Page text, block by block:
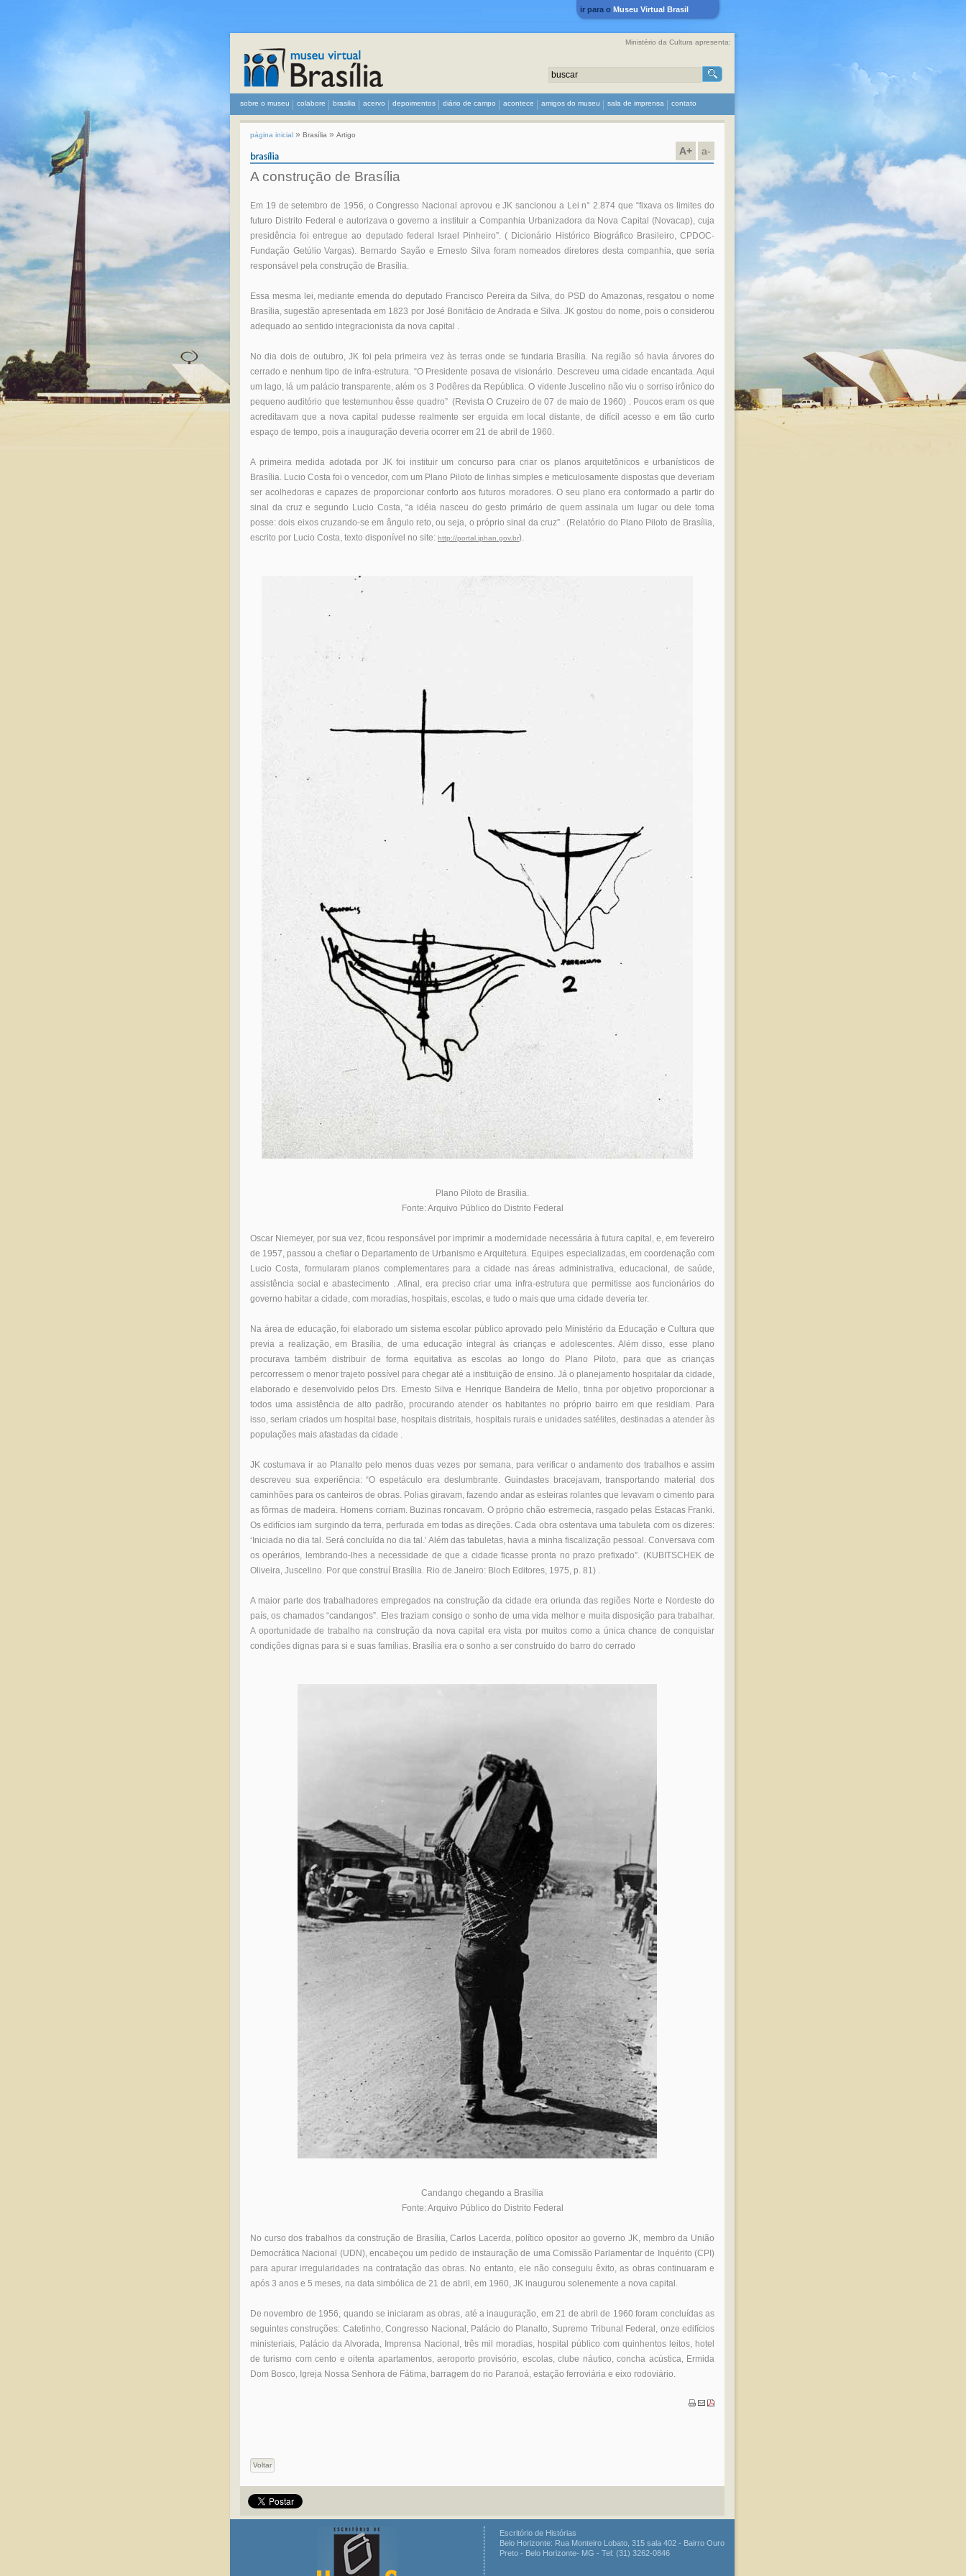
ir para o Museu Virtual Brasil
Ministério da Cultura apresenta:
sobre o museu colabore brasilia acervo depoimentos diário de campo acontece amigos do museu sala de imprensa contato
página inicial » Brasília » Artigo
A+ a-
A construção de Brasília
Em 19 de setembro de 1956, o Congresso Nacional aprovou e JK sancionou a Lei n° 2.874 que “fixava os limites do
futuro Distrito Federal e autorizava o governo a instituir a Companhia Urbanizadora da Nova Capital (Novacap), cuja
presidência foi entregue ao deputado federal Israel Pinheiro”. ( Dicionário Histórico Biográfico Brasileiro, CPDOC-
Fundação Getúlio Vargas). Bernardo Sayão e Ernesto Silva foram nomeados diretores desta companhia, que seria
responsável pela construção de Brasília.
Essa mesma lei, mediante emenda do deputado Francisco Pereira da Silva, do PSD do Amazonas, resgatou o nome
Brasília, sugestão apresentada em 1823 por José Bonifácio de Andrada e Silva. JK gostou do nome, pois o considerou
adequado ao sentido integracionista da nova capital .
No dia dois de outubro, JK foi pela primeira vez às terras onde se fundaria Brasília. Na região só havia árvores do
cerrado e nenhum tipo de infra-estrutura. “O Presidente posava de visionário. Descreveu uma cidade encantada. Aqui
um lago, lá um palácio transparente, além os 3 Podêres da República. O vidente Juscelino não viu o sorriso irônico do
pequeno auditório que testemunhou êsse quadro” (Revista O Cruzeiro de 07 de maio de 1960) . Poucos eram os que
acreditavam que a nova capital pudesse realmente ser erguida em local distante, de difícil acesso e em tão curto
espaço de tempo, pois a inauguração deveria ocorrer em 21 de abril de 1960.
A primeira medida adotada por JK foi instituir um concurso para criar os planos arquitetônicos e urbanísticos de
Brasília. Lucio Costa foi o vencedor, com um Plano Piloto de linhas simples e meticulosamente dispostas que deveriam
ser acolhedoras e capazes de proporcionar conforto aos futuros moradores. O seu plano era conformado a partir do
sinal da cruz e segundo Lucio Costa, “a idéia nasceu do gesto primário de quem assinala um lugar ou dele toma
posse: dois eixos cruzando-se em ângulo reto, ou seja, o próprio sinal da cruz” . (Relatório do Plano Piloto de Brasília,
escrito por Lucio Costa, texto disponível no site: http://portal.iphan.gov.br).
Plano Piloto de Brasília.
Fonte: Arquivo Público do Distrito Federal
Oscar Niemeyer, por sua vez, ficou responsável por imprimir a modernidade necessária à futura capital, e, em fevereiro
de 1957, passou a chefiar o Departamento de Urbanismo e Arquitetura. Equipes especializadas, em coordenação com
Lucio Costa, formularam planos complementares para a cidade nas áreas administrativa, educacional, de saúde,
assistência social e abastecimento . Afinal, era preciso criar uma infra-estrutura que permitisse aos funcionários do
governo habitar a cidade, com moradias, hospitais, escolas, e tudo o mais que uma cidade deveria ter.
Na área de educação, foi elaborado um sistema escolar público aprovado pelo Ministério da Educação e Cultura que
previa a realização, em Brasília, de uma educação integral às crianças e adolescentes. Além disso, esse plano
procurava também distribuir de forma equitativa as escolas ao longo do Plano Piloto, para que as crianças
percorressem o menor trajeto possível para chegar até a instituição de ensino. Já o planejamento hospitalar da cidade,
elaborado e desenvolvido pelos Drs. Ernesto Silva e Henrique Bandeira de Mello, tinha por objetivo proporcionar a
todos uma assistência de alto padrão, procurando atender os habitantes no próprio bairro em que residiam. Para
isso, seriam criados um hospital base, hospitais distritais, hospitais rurais e unidades satélites, destinadas a atender às
populações mais afastadas da cidade .
JK costumava ir ao Planalto pelo menos duas vezes por semana, para verificar o andamento dos trabalhos e assim
descreveu sua experiência: “O espetáculo era deslumbrante. Guindastes bracejavam, transportando material dos
caminhões para os canteiros de obras. Polias giravam, fazendo andar as esteiras rolantes que levavam o cimento para
as fôrmas de madeira. Homens corriam. Buzinas roncavam. O próprio chão estremecia, rasgado pelas Estacas Franki.
Os edifícios iam surgindo da terra, perfurada em todas as direções. Cada obra ostentava uma tabuleta com os dizeres:
‘Iniciada no dia tal. Será concluída no dia tal.’ Além das tabuletas, havia a minha fiscalização pessoal. Conversava com
os operários, lembrando-lhes a necessidade de que a cidade ficasse pronta no prazo prefixado”. (KUBITSCHEK de
Oliveira, Juscelino. Por que construí Brasília. Rio de Janeiro: Bloch Editores, 1975, p. 81) .
A maior parte dos trabalhadores empregados na construção da cidade era oriunda das regiões Norte e Nordeste do
país, os chamados “candangos”. Eles traziam consigo o sonho de uma vida melhor e muita disposição para trabalhar.
A oportunidade de trabalho na construção da nova capital era vista por muitos como a única chance de conquistar
condições dignas para si e suas famílias. Brasília era o sonho a ser construído do barro do cerrado
Candango chegando a Brasília
Fonte: Arquivo Público do Distrito Federal
No curso dos trabalhos da construção de Brasília, Carlos Lacerda, político opositor ao governo JK, membro da União
Democrática Nacional (UDN), encabeçou um pedido de instauração de uma Comissão Parlamentar de Inquérito (CPI)
para apurar irregularidades na contratação das obras. No entanto, ele não conseguiu êxito, as obras continuaram e
após 3 anos e 5 meses, na data simbólica de 21 de abril, em 1960, JK inaugurou solenemente a nova capital.
De novembro de 1956, quando se iniciaram as obras, até a inauguração, em 21 de abril de 1960 foram concluídas as
seguintes construções: Catetinho, Congresso Nacional, Palácio do Planalto, Supremo Tribunal Federal, onze edifícios
ministeriais, Palácio da Alvorada, Imprensa Nacional, três mil moradias, hospital público com quinhentos leitos, hotel
de turismo com cento e oitenta apartamentos, aeroporto provisório, escolas, clube náutico, concha acústica, Ermida
Dom Bosco, Igreja Nossa Senhora de Fátima, barragem do rio Paranoá, estação ferroviária e eixo rodoviário.
Voltar
Escritório de Histórias
Belo Horizonte: Rua Monteiro Lobato, 315 sala 402 - Bairro Ouro
Preto - Belo Horizonte- MG - Tel: (31) 3262-0846